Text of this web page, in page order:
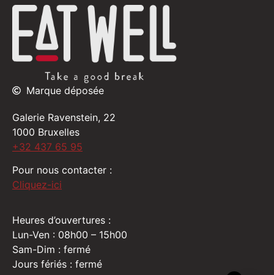
Marque déposée
Galerie Ravenstein, 22
1000 Bruxelles
+32 437 65 95
Pour nous contacter :
Cliquez-ici
Heures d’ouvertures :
Lun-Ven : 08h00 – 15h00
Sam-Dim : fermé
Jours fériés : fermé